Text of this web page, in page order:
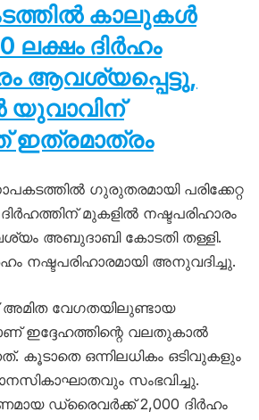
കാലുകൾ
ലക്ഷം ദിർഹം
ആവശ്യപ്പെട്ടു,
ഇത്രമാത്രം
ഗുരുതരമായി പരിക്കേറ്റ
മുകളിൽ നഷ്ടപരിഹാരം
അബുദാബി കോടതി തള്ളി.
നഷ്ടപരിഹാരമായി അനുവദിച്ചു.
അമിത വേഗതയിലുണ്ടായ
ഇദ്ദേഹത്തിന്റെ വലതുകാൽ
കൂടാതെ ഒന്നിലധികം ഒടിവുകളും
സംഭവിച്ചു.
ഡ്രൈവർക്ക് 2,000 ദിർഹം